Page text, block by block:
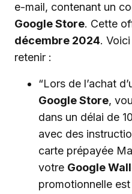
e-mail, contenant un
Google Store. Cette
décembre 2024.
retenir :
“Lors de l’achat
Google Store,
dans un délai de
avec des
carte prépayée
votre Google
promotionnelle